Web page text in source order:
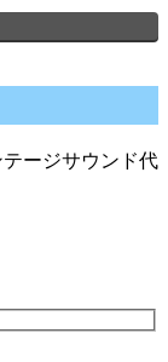
ージサウンド代